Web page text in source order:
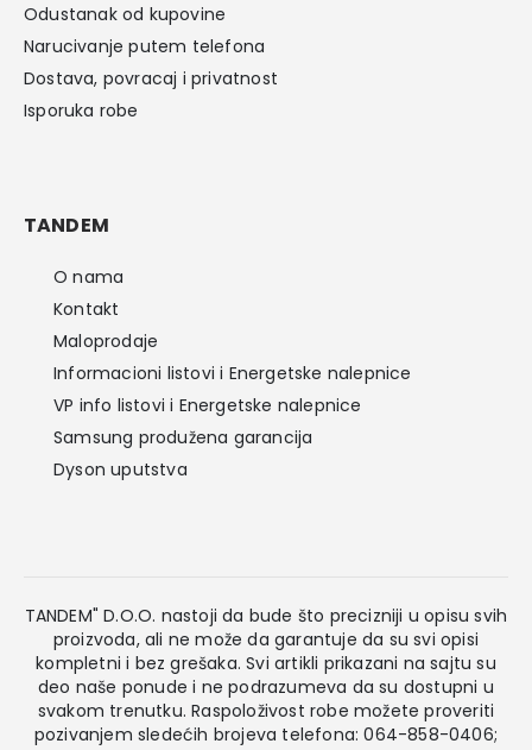
Odustanak od kupovine
Narucivanje putem telefona
Dostava, povracaj i privatnost
Isporuka robe
TANDEM
O nama
Kontakt
Maloprodaje
Informacioni listovi i Energetske nalepnice
VP info listovi i Energetske nalepnice
Samsung produžena garancija
Dyson uputstva
TANDEM" D.O.O. nastoji da bude što precizniji u opisu svih
proizvoda, ali ne može da garantuje da su svi opisi
kompletni i bez grešaka. Svi artikli prikazani na sajtu su
deo naše ponude i ne podrazumeva da su dostupni u
svakom trenutku. Raspoloživost robe možete proveriti
pozivanjem sledećih brojeva telefona: 064-858-0406;